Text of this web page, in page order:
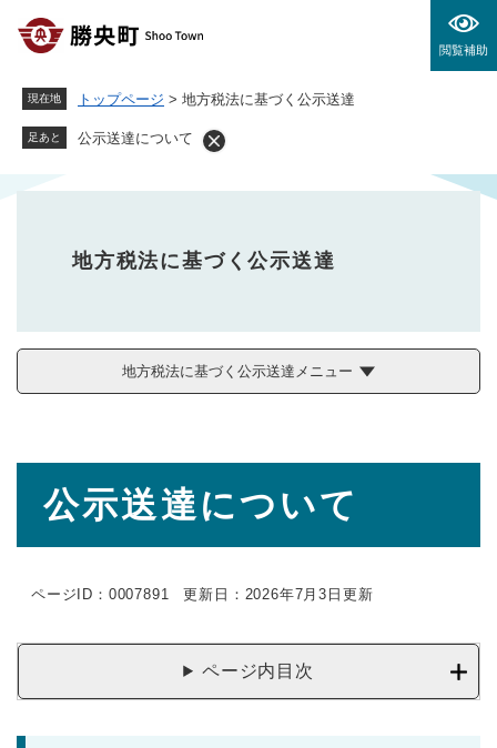
閲覧補助
現在地 トップページ > 地方税法に基づく公示送達
足あと 公示送達について
地方税法に基づく公示送達
地方税法に基づく公示送達メニュー
公示送達について
ページID：0007891 更新日：2026年7月3日更新
ページ内目次